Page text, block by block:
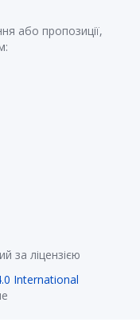
або пропозиції,
за ліцензією
International